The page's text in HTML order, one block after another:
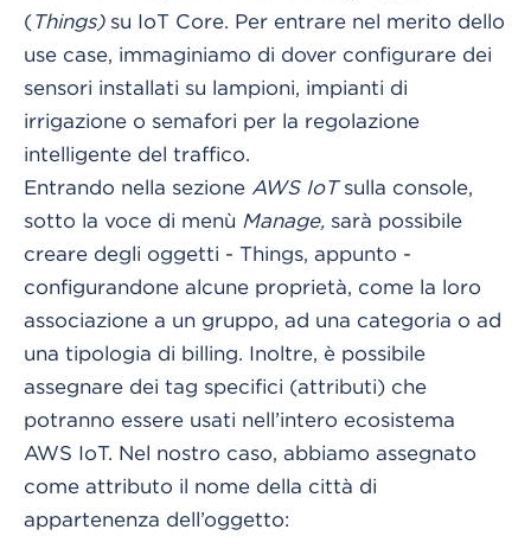
(Things) su IoT Core. Per entrare nel merito dello
use case, immaginiamo di dover configurare dei
sensori installati su lampioni, impianti di
irrigazione o semafori per la regolazione
intelligente del traffico.
Entrando nella sezione AWS IoTsulla console,
sotto la voce di menù Manage, sarà possibile
creare degli oggetti - Things, appunto -
configurandone alcune proprietà, come la loro
associazione a un gruppo, ad una categoria o ad
una tipologia di billing. Inoltre, è possibile
assegnare dei tag specifici (attributi) che
potranno essere usati nell’intero ecosistema
AWS IoT. Nel nostro caso, abbiamo assegnato
come attributo il nome della città di
appartenenza dell’oggetto: